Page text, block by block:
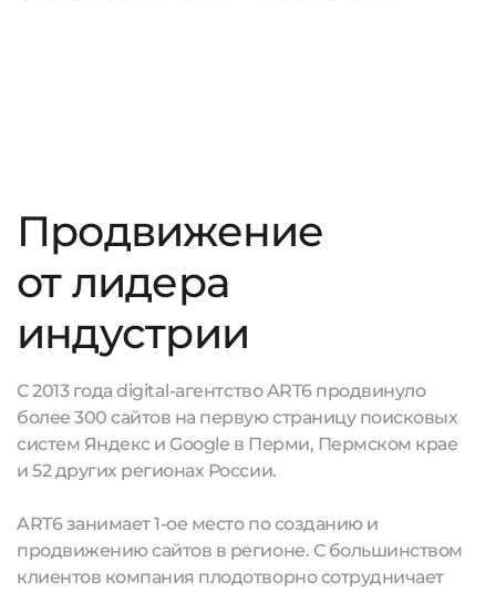
Продвижение
от лидера
индустрии
С 2013 года digital-агентство ART6 продвинуло
более 300 сайтов на первую страницу поисковых
систем Яндекс и Google в Перми, Пермском крае
и 52 других регионах России.
ART6 занимает 1-ое место по созданию и
продвижению сайтов в регионе. С большинством
клиентов компания плодотворно сотрудничает